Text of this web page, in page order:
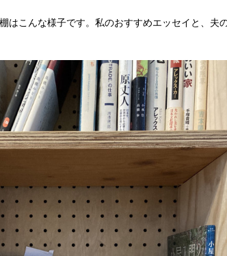
はこんな様子です。私のおすすめエッセイと、夫